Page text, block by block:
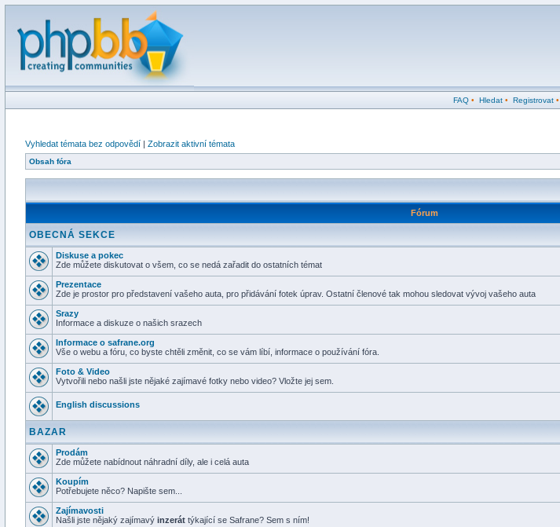
FAQ• Hledat• Registrovat•
Vyhledat témata bez odpovědí | Zobrazit aktivní témata
Obsah fóra
Fórum
OBECNÁ SEKCE
Diskuse a pokec
Zde můžete diskutovat o všem, co se nedá zařadit do ostatních témat
Prezentace
Zde je prostor pro představení vašeho auta, pro přidávání fotek úprav. Ostatní členové tak mohou sledovat vývoj vašeho auta
Srazy
Informace a diskuze o našich srazech
Informace o safrane.org
Vše o webu a fóru, co byste chtěli změnit, co se vám líbí, informace o používání fóra.
Foto & Video
Vytvořili nebo našli jste nějaké zajímavé fotky nebo video? Vložte jej sem.
English discussions
BAZAR
Prodám
Zde můžete nabídnout náhradní díly, ale i celá auta
Koupím
Potřebujete něco? Napište sem...
Zajímavosti
Našli jste nějaký zajímavý inzerát týkající se Safrane? Sem s ním!